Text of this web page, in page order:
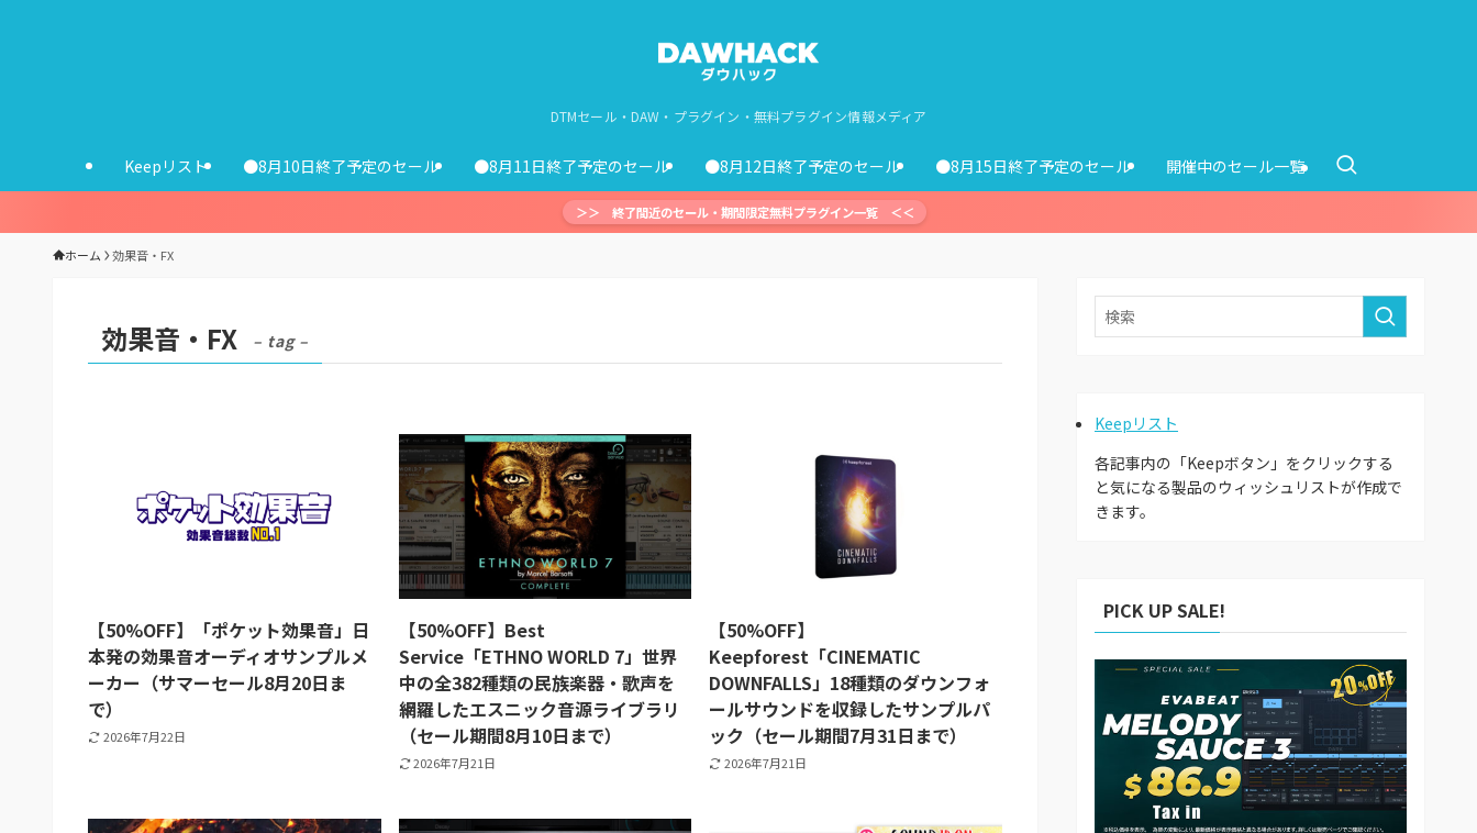
DTMセール・DAW・プラグイン・無料プラグイン情報メディア
Keepリスト ●8月10日終了予定のセール ●8月11日終了予定のセール ●8月12日終了予定のセール ●8月15日終了予定のセール 開催中のセール一覧
＞＞ 終了間近のセール・期間限定無料プラグイン一覧 ＜＜
ホーム 効果音・FX
効果音・FX – tag –
【50%OFF】「ポケット効果音」日
本発の効果音オーディオサンプルメ
ーカー（サマーセール8月20日ま
で）
2026年7月22日
【50%OFF】Best
Service「ETHNO WORLD 7」世界
中の全382種類の民族楽器・歌声を
網羅したエスニック音源ライブラリ
（セール期間8月10日まで）
2026年7月21日
【50%OFF】
Keepforest「CINEMATIC
DOWNFALLS」18種類のダウンフォ
ールサウンドを収録したサンプルパ
ック（セール期間7月31日まで）
2026年7月21日
Keepリスト
各記事内の「Keepボタン」をクリックする
と気になる製品のウィッシュリストが作成で
きます。
PICK UP SALE!